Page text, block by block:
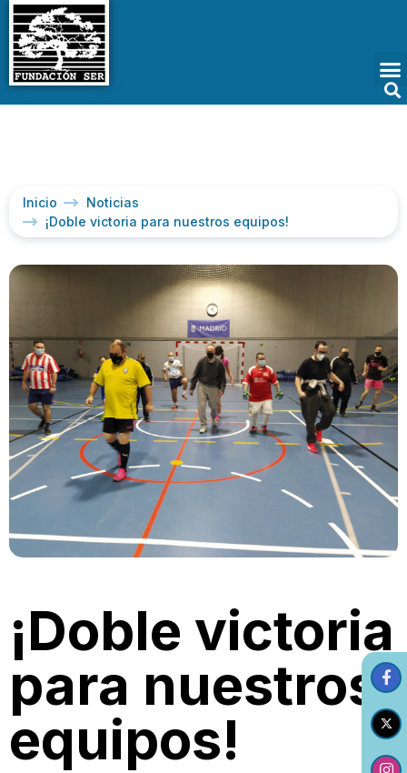
Inicio
Noticias
¡Doble victoria para nuestros equipos!
¡Doble victoria
para nuestros
equipos!